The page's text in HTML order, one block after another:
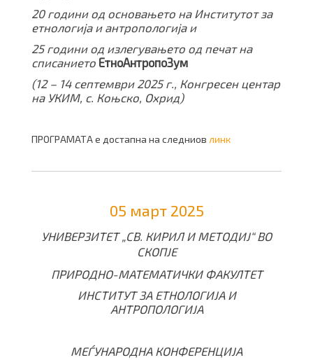
20 години од основањето на Институтот за
етнологија и антропологија и
25 години од излегувањето од печат на
списанието ЕтноАнтропоЗум
(12 – 14 септември 2025 г., Конгресен центар
на УКИМ, с. Коњско, Охрид)
ПРОГРАМАТА е достапна на следниов линк
05 март 2025
УНИВЕРЗИТЕТ „СВ. КИРИЛ И МЕТОДИЈ“ ВО
СКОПЈЕ
ПРИРОДНО-МАТЕМАТИЧКИ ФАКУЛТЕТ
ИНСТИТУТ ЗА ЕТНОЛОГИЈА И
АНТРОПОЛОГИЈА
МЕЃУНАРОДНА КОНФЕРЕНЦИЈА